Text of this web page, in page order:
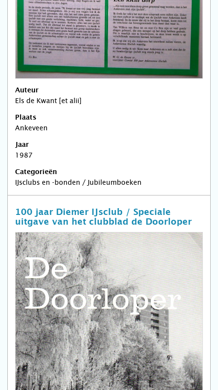
Auteur
Els de Kwant [et alii]
Plaats
Ankeveen
Jaar
1987
Categorieën
IJsclubs en -bonden / Jubileumboeken
100 jaar Diemer IJsclub / Speciale
uitgave van het clubblad de Doorloper